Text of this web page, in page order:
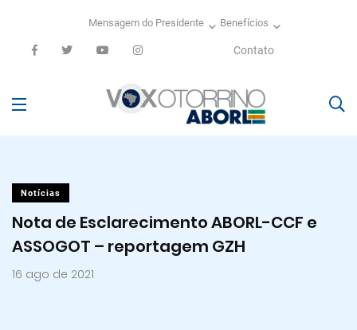
Mensagem do Presidente Benefícios
Contato
Notícias
Nota de Esclarecimento ABORL-CCF e
ASSOGOT – reportagem GZH
16 ago de 2021